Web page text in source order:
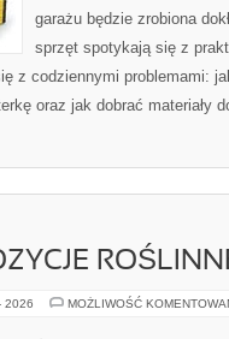
garażu będzie zrobiona
sprzęt spotykają się z
z codziennymi problemami:
oraz jak dobrać materiały
2026 MOŻLIWOŚĆ